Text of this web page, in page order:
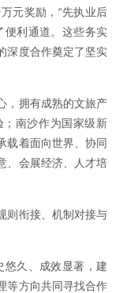
元奖励，“先执业后
便利通道。这些务实
深度合作奠定了坚实
，拥有成熟的文旅产
南沙作为国家级新
载着面向世界、协同
、会展经济、人才培
则衔接、机制对接与
悠久、成效显著，建
等方向共同寻找合作